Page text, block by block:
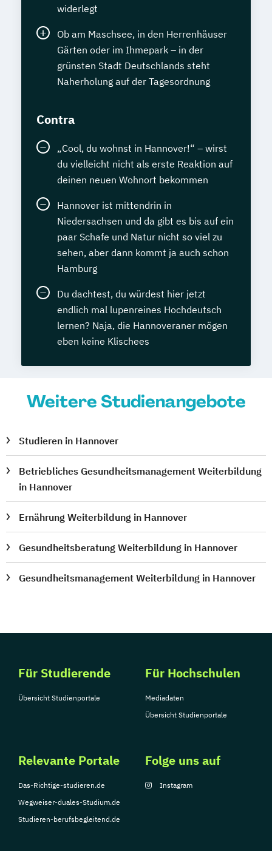
widerlegt
Ob am Maschsee, in den Herrenhäuser
Gärten oder im Ihmepark – in der
grünsten Stadt Deutschlands steht
Naherholung auf der Tagesordnung
Contra
„Cool, du wohnst in Hannover!“ – wirst
du vielleicht nicht als erste Reaktion auf
deinen neuen Wohnort bekommen
Hannover ist mittendrin in
Niedersachsen und da gibt es bis auf ein
paar Schafe und Natur nicht so viel zu
sehen, aber dann kommt ja auch schon
Hamburg
Du dachtest, du würdest hier jetzt
endlich mal lupenreines Hochdeutsch
lernen? Naja, die Hannoveraner mögen
eben keine Klischees
Weitere Studienangebote
Studieren in Hannover
Betriebliches Gesundheitsmanagement Weiterbildung
in Hannover
Ernährung Weiterbildung in Hannover
Gesundheitsberatung Weiterbildung in Hannover
Gesundheitsmanagement Weiterbildung in Hannover
Für Studierende
Übersicht Studienportale
Für Hochschulen
Mediadaten
Übersicht Studienportale
Relevante Portale
Das-Richtige-studieren.de
Wegweiser-duales-Studium.de
Studieren-berufsbegleitend.de
Folge uns auf
Instagram